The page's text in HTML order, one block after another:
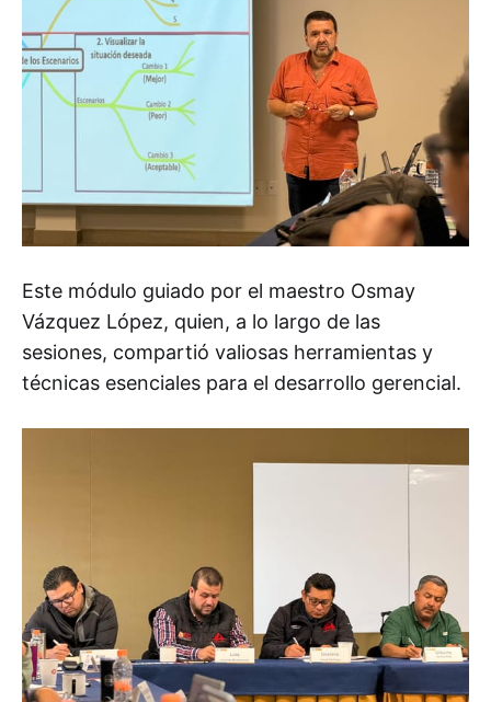
Este módulo guiado por el maestro Osmay
Vázquez López, quien, a lo largo de las
sesiones, compartió valiosas herramientas y
técnicas esenciales para el desarrollo gerencial.